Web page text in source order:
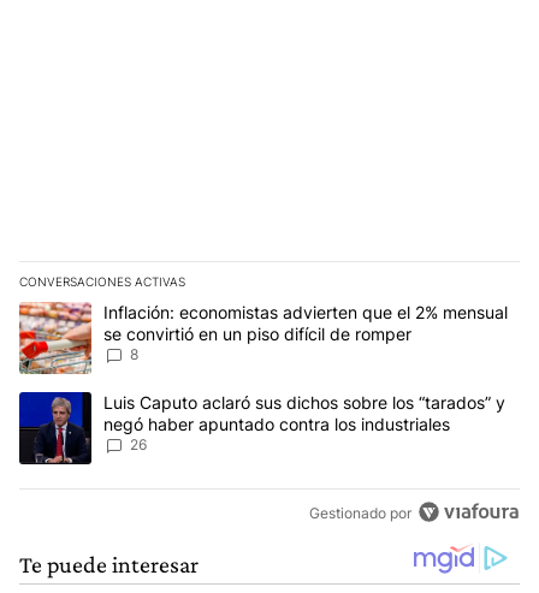
CONVERSACIONES ACTIVAS
Este listado muestra los artículos con más comentarios en los
Un artículo de tendencia con el título "Inflación: economistas
Inflación: economistas advierten que el 2% mensual
se convirtió en un piso difícil de romper
8
Un artículo de tendencia con el título "Luis Caputo aclaró sus
Luis Caputo aclaró sus dichos sobre los “tarados” y
negó haber apuntado contra los industriales
26
Gestionado por